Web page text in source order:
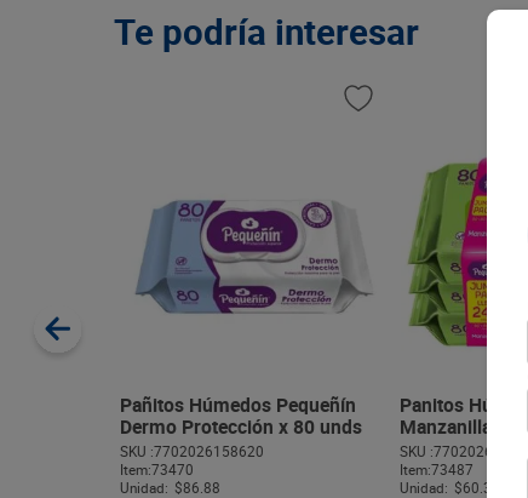
Te podría interesar
Pañitos Húmedos Pequeñín
Dermo Protección x 80 unds
SKU :7702026158620
Item:73470
Unidad: $86.88
Panitos
Manzanilla x
SKU :
Item:73487
Unidad: $60.38